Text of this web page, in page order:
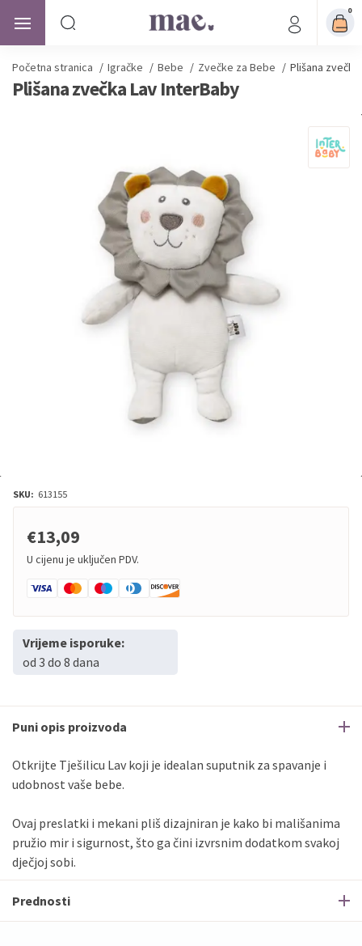
0
Početna stranica / Igračke / Bebe / Zvečke za Bebe / Plišana
Plišana zvečka Lav InterBaby
SKU: 613155
€13,09
U cijenu je uključen PDV.
Vrijeme isporuke:
od 3 do 8 dana
Puni opis proizvoda
Otkrijte Tješilicu Lav koji je idealan suputnik za spavanje i
udobnost vaše bebe.
Ovaj preslatki i mekani pliš dizajniran je kako bi mališanima
pružio mir i sigurnost, što ga čini izvrsnim dodatkom svakoj
dječjoj sobi.
Prednosti